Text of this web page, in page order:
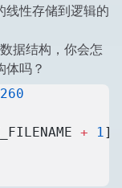
线性存储到逻辑的
据结构，你会怎
体吗？
+ 1];